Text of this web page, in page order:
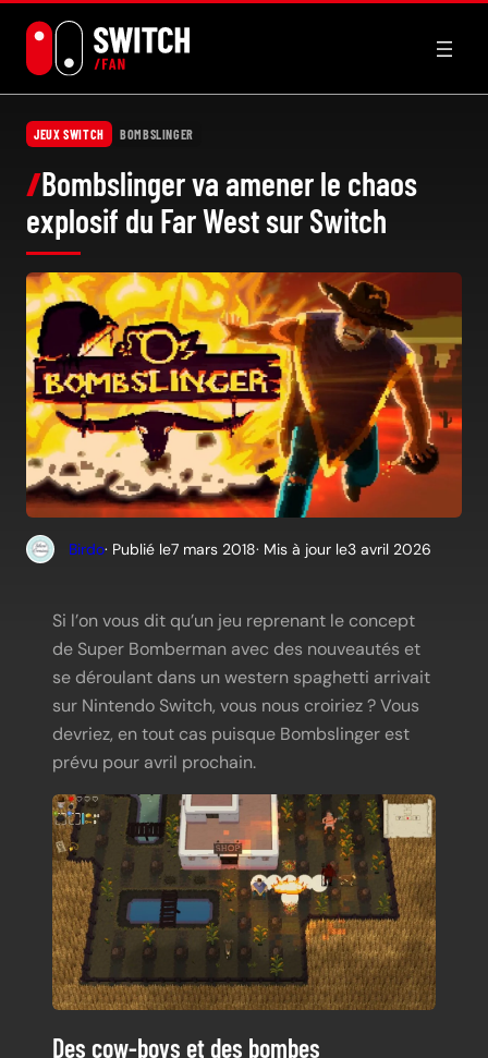
contenu
JEUX SWITCH BOMBSLINGER
Bombslinger va amener le chaos
explosif du Far West sur Switch
Birdo· Publié le7 mars 2018· Mis à jour le3 avril 2026
Si l’on vous dit qu’un jeu reprenant le concept
de Super Bomberman avec des nouveautés et
se déroulant dans un western spaghetti arrivait
sur Nintendo Switch, vous nous croiriez ? Vous
devriez, en tout cas puisque Bombslinger est
prévu pour avril prochain.
Des cow-boys et des bombes